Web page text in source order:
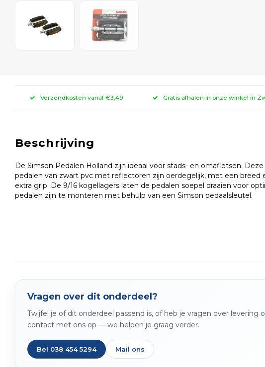
Verzendkosten vanaf €3,49 Gratis afhalen in onze winkel in
Beschrijving
De Simson Pedalen Holland zijn ideaal voor stads- en omafietsen. Deze
pedalen van zwart pvc met reflectoren zijn oerdegelijk, met een breed
extra grip. De 9/16 kogellagers laten de pedalen soepel draaien voor
pedalen zijn te monteren met behulp van een Simson pedaalsleutel.
Vragen over dit onderdeel?
Twijfel je of dit onderdeel passend is, of heb je vragen over levering
contact met ons op — we helpen je graag verder.
Bel 038 454 5294 Mail ons